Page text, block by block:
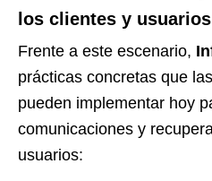
los clientes y usuarios
Frente a este escenario,
prácticas concretas que
pueden implementar hoy
comunicaciones y
usuarios: